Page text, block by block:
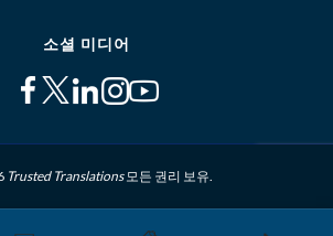
소셜 미디어
Trusted Translations모든 권리 보유.